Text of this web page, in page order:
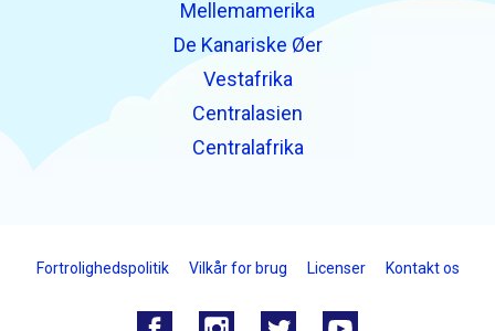
Mellemamerika
De Kanariske Øer
Vestafrika
Centralasien
Centralafrika
Fortrolighedspolitik Vilkår for brug Licenser Kontakt os